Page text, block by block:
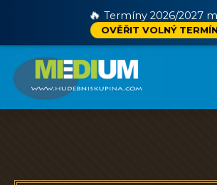
🔥 Termíny 2026/2027
OVĚŘIT VOLNÝ TERMÍN